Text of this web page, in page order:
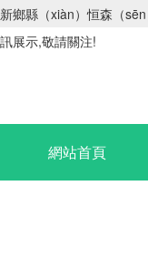
新鄉縣（xiàn）恒森（
訊展示,敬請關注!
網站首頁